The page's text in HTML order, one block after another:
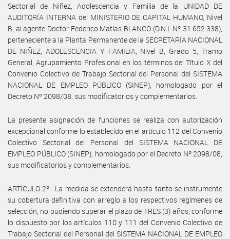
Sectorial de Niñez, Adolescencia y Familia de la UNIDAD DE
AUDITORÍA INTERNA del MINISTERIO DE CAPITAL HUMANO, Nivel
B, al agente Doctor Federico Matías BLANCO (D.N.I. Nº 31.652.338),
perteneciente a la Planta Permanente de la SECRETARÍA NACIONAL
DE NIÑEZ, ADOLESCENCIA Y FAMILIA, Nivel B, Grado 5, Tramo
General, Agrupamiento Profesional en los términos del Título X del
Convenio Colectivo de Trabajo Sectorial del Personal del SISTEMA
NACIONAL DE EMPLEO PÚBLICO (SINEP), homologado por el
Decreto Nº 2098/08, sus modificatorios y complementarios.
La presente asignación de funciones se realiza con autorización
excepcional conforme lo establecido en el artículo 112 del Convenio
Colectivo Sectorial del Personal del SISTEMA NACIONAL DE
EMPLEO PÚBLICO (SINEP), homologado por el Decreto Nº 2098/08,
sus modificatorios y complementarios.
ARTÍCULO 2º.- La medida se extenderá hasta tanto se instrumente
su cobertura definitiva con arreglo a los respectivos regímenes de
selección, no pudiendo superar el plazo de TRES (3) años, conforme
lo dispuesto por los artículos 110 y 111 del Convenio Colectivo de
Trabajo Sectorial del Personal del SISTEMA NACIONAL DE EMPLEO